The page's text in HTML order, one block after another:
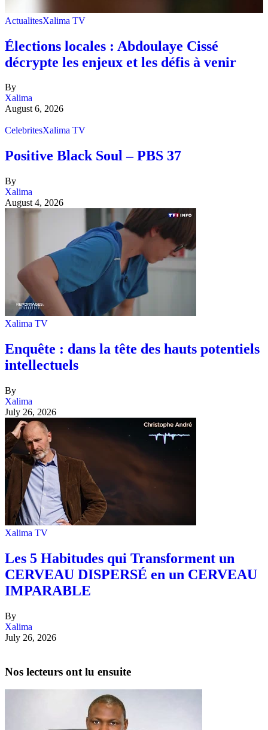
ActualitesXalima TV
Élections locales : Abdoulaye Cissé
décrypte les enjeux et les défis à venir
By
Xalima
August 6, 2026
CelebritesXalima TV
Positive Black Soul – PBS 37
By
Xalima
August 4, 2026
Xalima TV
Enquête : dans la tête des hauts potentiels
intellectuels
By
Xalima
July 26, 2026
Xalima TV
Les 5 Habitudes qui Transforment un
CERVEAU DISPERSÉ en un CERVEAU
IMPARABLE
By
Xalima
July 26, 2026
Nos lecteurs ont lu ensuite